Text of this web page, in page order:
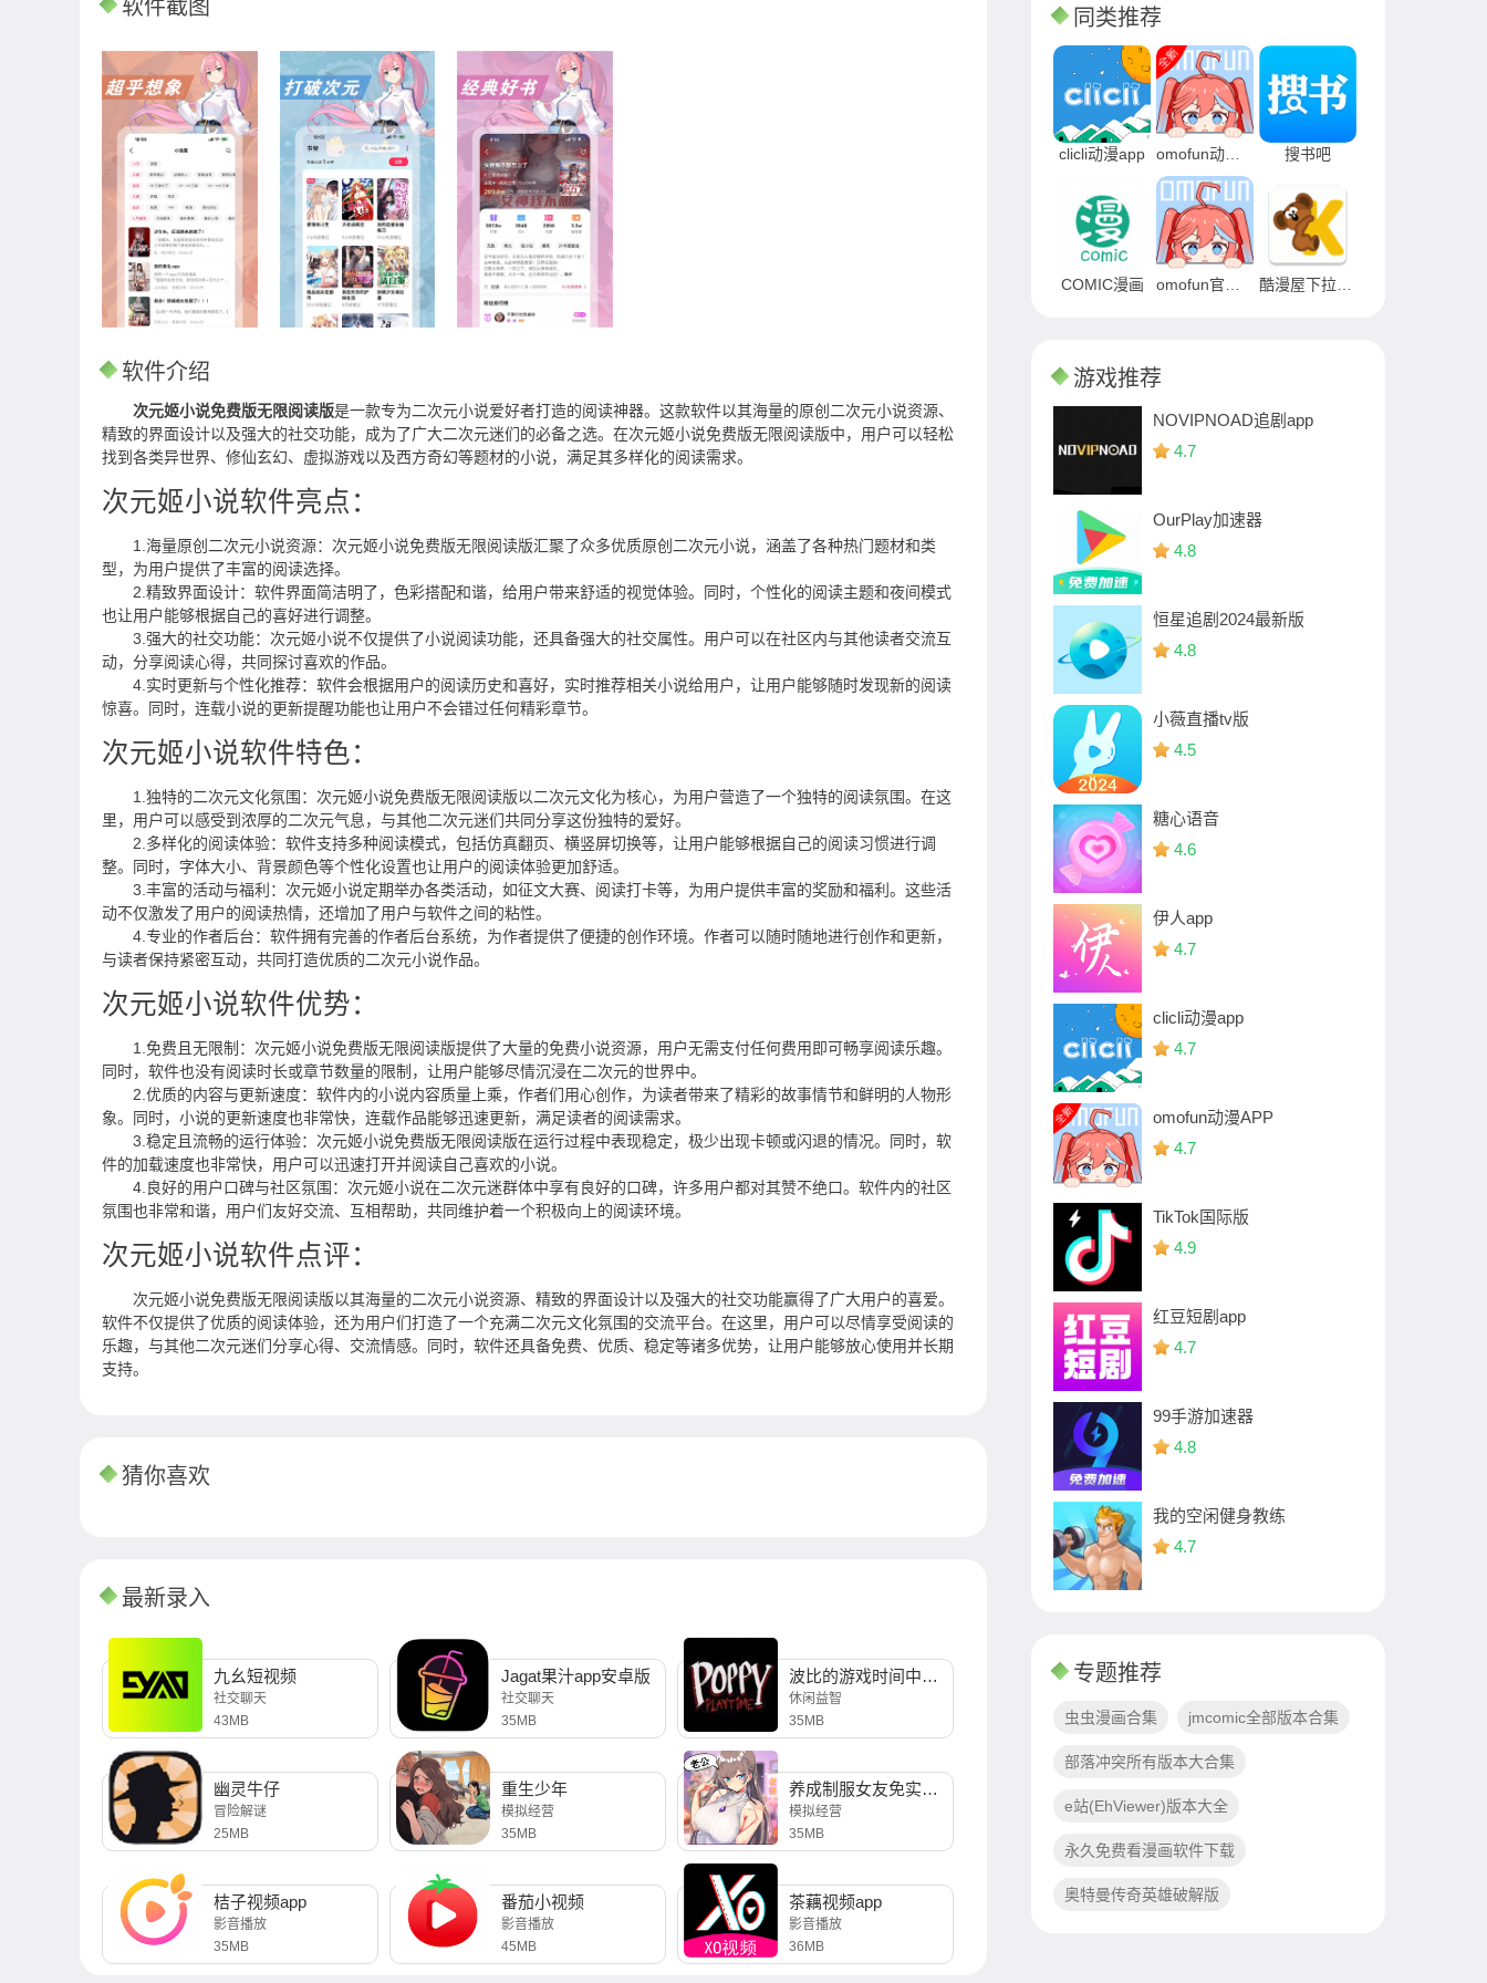
软件截图
软件介绍
次元姬小说免费版无限阅读版是一款专为二次元小说爱好者打造的阅读神器。这款软件以其海量的原创二次元小说资源、
精致的界面设计以及强大的社交功能，成为了广大二次元迷们的必备之选。在次元姬小说免费版无限阅读版中，用户可以轻松
找到各类异世界、修仙玄幻、虚拟游戏以及西方奇幻等题材的小说，满足其多样化的阅读需求。
次元姬小说软件亮点：
1.海量原创二次元小说资源：次元姬小说免费版无限阅读版汇聚了众多优质原创二次元小说，涵盖了各种热门题材和类
型，为用户提供了丰富的阅读选择。
2.精致界面设计：软件界面简洁明了，色彩搭配和谐，给用户带来舒适的视觉体验。同时，个性化的阅读主题和夜间模式
也让用户能够根据自己的喜好进行调整。
3.强大的社交功能：次元姬小说不仅提供了小说阅读功能，还具备强大的社交属性。用户可以在社区内与其他读者交流互
动，分享阅读心得，共同探讨喜欢的作品。
4.实时更新与个性化推荐：软件会根据用户的阅读历史和喜好，实时推荐相关小说给用户，让用户能够随时发现新的阅读
惊喜。同时，连载小说的更新提醒功能也让用户不会错过任何精彩章节。
次元姬小说软件特色：
1.独特的二次元文化氛围：次元姬小说免费版无限阅读版以二次元文化为核心，为用户营造了一个独特的阅读氛围。在这
里，用户可以感受到浓厚的二次元气息，与其他二次元迷们共同分享这份独特的爱好。
2.多样化的阅读体验：软件支持多种阅读模式，包括仿真翻页、横竖屏切换等，让用户能够根据自己的阅读习惯进行调
整。同时，字体大小、背景颜色等个性化设置也让用户的阅读体验更加舒适。
3.丰富的活动与福利：次元姬小说定期举办各类活动，如征文大赛、阅读打卡等，为用户提供丰富的奖励和福利。这些活
动不仅激发了用户的阅读热情，还增加了用户与软件之间的粘性。
4.专业的作者后台：软件拥有完善的作者后台系统，为作者提供了便捷的创作环境。作者可以随时随地进行创作和更新，
与读者保持紧密互动，共同打造优质的二次元小说作品。
次元姬小说软件优势：
1.免费且无限制：次元姬小说免费版无限阅读版提供了大量的免费小说资源，用户无需支付任何费用即可畅享阅读乐趣。
同时，软件也没有阅读时长或章节数量的限制，让用户能够尽情沉浸在二次元的世界中。
2.优质的内容与更新速度：软件内的小说内容质量上乘，作者们用心创作，为读者带来了精彩的故事情节和鲜明的人物形
象。同时，小说的更新速度也非常快，连载作品能够迅速更新，满足读者的阅读需求。
3.稳定且流畅的运行体验：次元姬小说免费版无限阅读版在运行过程中表现稳定，极少出现卡顿或闪退的情况。同时，软
件的加载速度也非常快，用户可以迅速打开并阅读自己喜欢的小说。
4.良好的用户口碑与社区氛围：次元姬小说在二次元迷群体中享有良好的口碑，许多用户都对其赞不绝口。软件内的社区
氛围也非常和谐，用户们友好交流、互相帮助，共同维护着一个积极向上的阅读环境。
次元姬小说软件点评：
次元姬小说免费版无限阅读版以其海量的二次元小说资源、精致的界面设计以及强大的社交功能赢得了广大用户的喜爱。
软件不仅提供了优质的阅读体验，还为用户们打造了一个充满二次元文化氛围的交流平台。在这里，用户可以尽情享受阅读的
乐趣，与其他二次元迷们分享心得、交流情感。同时，软件还具备免费、优质、稳定等诸多优势，让用户能够放心使用并长期
支持。
猜你喜欢
最新录入
九幺短视频
社交聊天
43MB
Jagat果汁app安卓版
社交聊天
35MB
波比的游戏时间中文版
休闲益智
35MB
幽灵牛仔
冒险解谜
25MB
重生少年
模拟经营
35MB
养成制服女友免实名制安装
模拟经营
35MB
桔子视频app
影音播放
35MB
番茄小视频
影音播放
45MB
茶藕视频app
影音播放
36MB
同类推荐
clicli动漫app 搜书吧
COMIC漫画
游戏推荐
NOVIPNOAD追剧app
4.7
OurPlay加速器
4.8
恒星追剧2024最新版
4.8
小薇直播tv版
4.5
糖心语音
4.6
伊人app
4.7
clicli动漫app
4.7
omofun动漫APP
4.7
TikTok国际版
4.9
红豆短剧app
4.7
99手游加速器
4.8
我的空闲健身教练
4.7
专题推荐
虫虫漫画合集 jmcomic全部版本合集
部落冲突所有版本大合集
e站(EhViewer)版本大全
永久免费看漫画软件下载
奥特曼传奇英雄破解版